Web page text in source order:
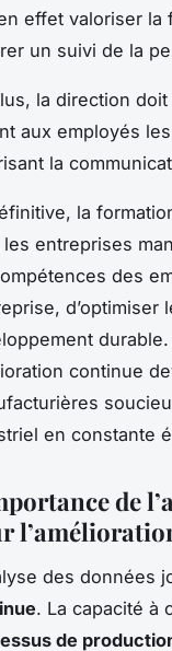
effet valoriser la
un suivi de la
la direction
aux employés
la
la
les entreprises
des
continue
en constante
de
des données
. La capacité à
de